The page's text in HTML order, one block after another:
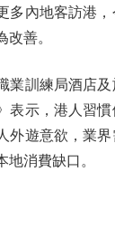
多內地客訪港
改善。
訓練局酒店及
表示，港人習
外遊意欲，業
地消費缺口。